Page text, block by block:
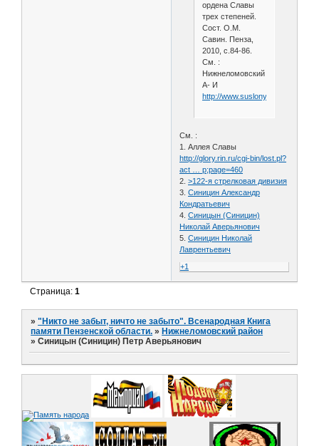
ордена Славы
трех степеней.
Сост. О.М.
Савин. Пенза,
2010, с.84-86.
См. :
Нижнеломовский
А- И
http://www.suslony.ru/
См. :
1. Аллея Славы
http://glory.rin.ru/cgi-bin/lost.pl?
act … p;page=460
2.>122-я стрелковая дивизия
3.Синицин Александр
Кондратьевич
4.Синицын (Синицин)
Николай Аверьянович
5.Синицин Николай
Лаврентьевич
+1
Страница:1
»"Никто не забыт, ничто не забыто". Всенародная Книга
памяти Пензенской области. » Нижнеломовский район
»Синицын (Синицин) Петр Аверьянович